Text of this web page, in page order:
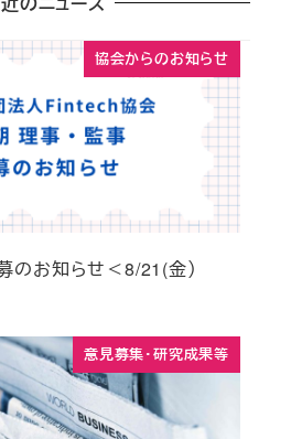
協会からのお知らせ
のお知らせ＜8/21(金）
意見募集・研究成果等